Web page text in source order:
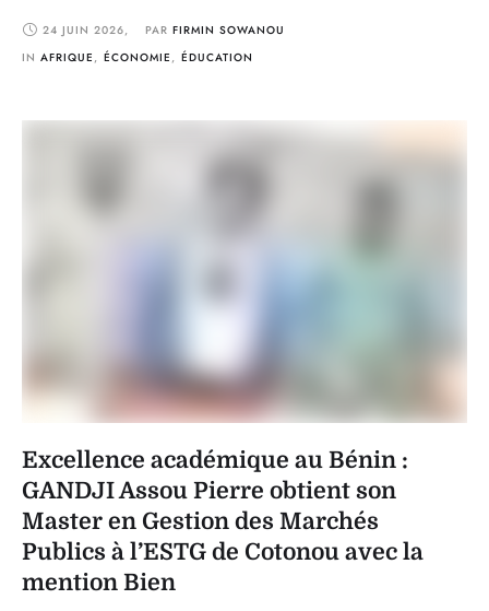
supervision de Lopez KOUYE, enseignant à l’ESTG, ce travail
s’inscrit dans …
24 JUIN 2026, PAR FIRMIN SOWANOU
IN AFRIQUE , ÉCONOMIE , ÉDUCATION
Excellence académique au Bénin :
GANDJI Assou Pierre obtient son
Master en Gestion des Marchés
Publics à l’ESTG de Cotonou avec la
mention Bien